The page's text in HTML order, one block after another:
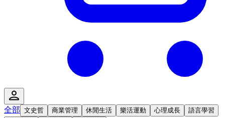
全部 文史哲 商業管理 休閒生活 樂活運動 心理成長
語言學習